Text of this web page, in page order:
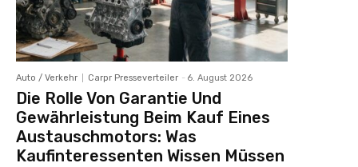
Auto / Verkehr Carpr Presseverteiler - 6. August 2026
Die Rolle Von Garantie Und
Gewährleistung Beim Kauf Eines
Austauschmotors: Was
Kaufinteressenten Wissen Müssen